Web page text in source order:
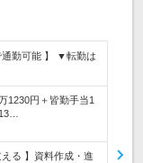
通勤可能 】 ▼転勤は
1230円＋皆勤手当1
る 】資料作成・進